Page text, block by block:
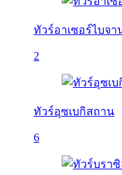
ทัวร์อาเซอร์ไบจา
2
ทัวร์อุซเบกิสถาน
6